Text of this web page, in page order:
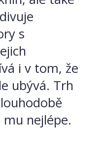
s
i v tom, že
ubývá. Trh
mu nejlépe.